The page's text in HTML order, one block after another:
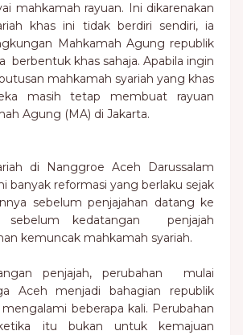
mahkamah rayuan. Ini dikarenakan
khas ini tidak berdiri sendiri, ia
Mahkamah Agung republik
berbentuk khas sahaja. Apabila ingin
mahkamah syariah yang khas
masih tetap membuat rayuan
Agung (MA) di Jakarta.
di Nanggroe Aceh Darussalam
banyak reformasi yang berlaku sejak
sebelum penjajahan datang ke
sebelum kedatangan penjajah
kemuncak mahkamah syariah.
penjajah, perubahan mulai
Aceh menjadi bahagian republik
beberapa kali. Perubahan
itu bukan untuk kemajuan